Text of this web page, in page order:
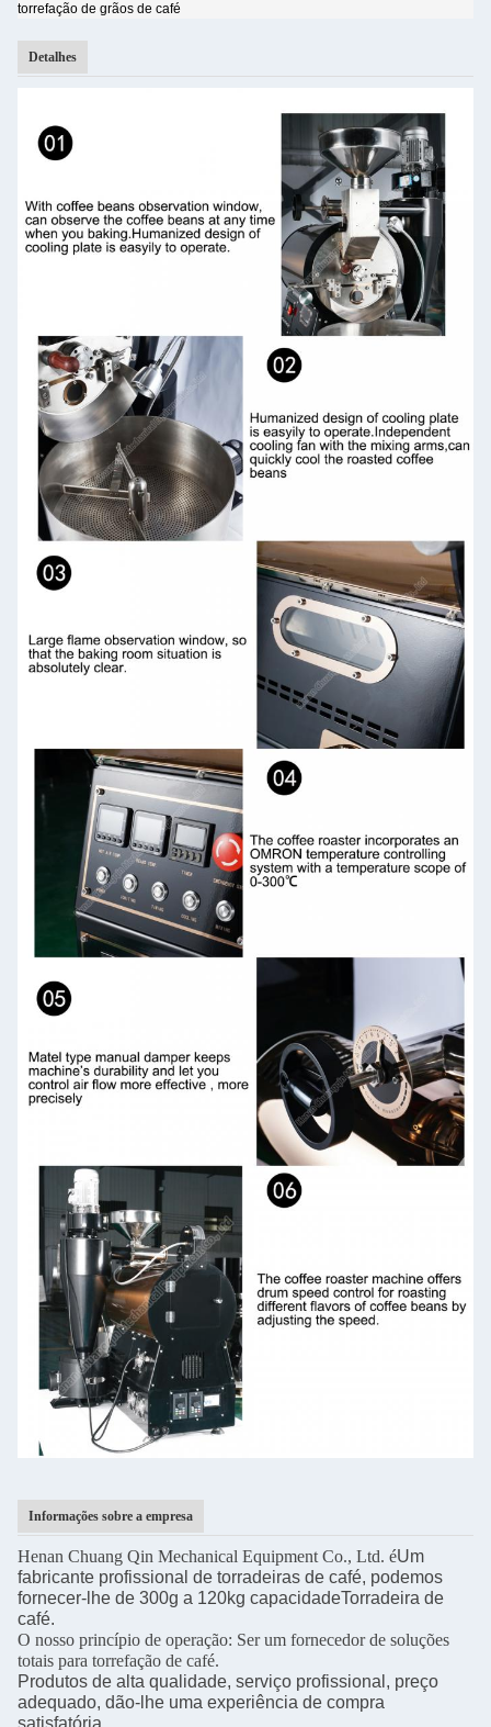
torrefação de grãos de café
Detalhes
Informações sobre a empresa
Henan Chuang Qin Mechanical Equipment Co., Ltd. éUm
fabricante profissional de torradeiras de café, podemos
fornecer-lhe de 300g a 120kg capacidadeTorradeira de
café.
O nosso princípio de operação: Ser um fornecedor de soluções
totais para torrefação de café.
Produtos de alta qualidade, serviço profissional, preço
adequado, dão-lhe uma experiência de compra
satisfatória.